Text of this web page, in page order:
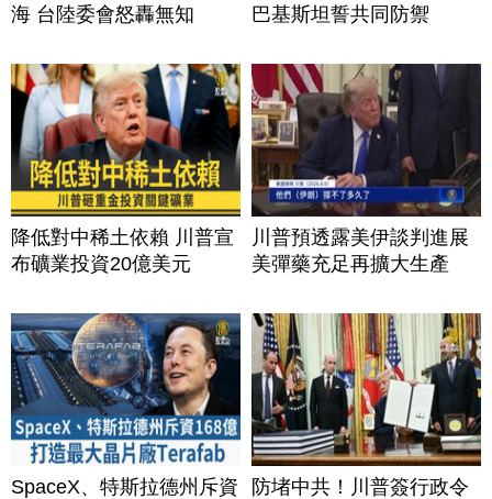
海 台陸委會怒轟無知
巴基斯坦誓共同防禦
降低對中稀土依賴 川普宣
布礦業投資20億美元
川普預透露美伊談判進展
美彈藥充足再擴大生產
SpaceX、特斯拉德州斥資
防堵中共！川普簽行政令